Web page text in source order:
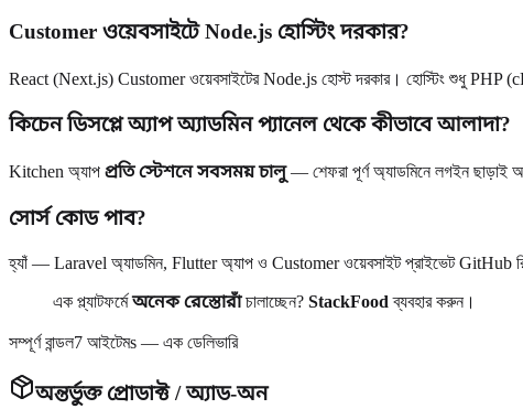
Customer ওয়েবসাইটে Node.js হোস্টিং দরকার?
React (Next.js) Customer ওয়েবসাইটের Node.js হোস্ট দরকার। হোস্টিং শুধু PHP
কিচেন ডিসপ্লে অ্যাপ অ্যাডমিন প্যানেল থেকে কীভাবে আলাদা?
Kitchen অ্যাপ প্রতি স্টেশনে সবসময় চালু— শেফরা পূর্ণ অ্যাডমিনে লগইন ছাড়াই
সোর্স কোড পাব?
হ্যাঁ — Laravel অ্যাডমিন, Flutter অ্যাপ ও Customer ওয়েবসাইট প্রাইভেট GitHub
এক প্ল্যাটফর্মেঅনেক রেস্তোরাঁচালাচ্ছেন? StackFood ব্যবহার করুন।
সম্পূর্ণ বান্ডল7 আইটেমs — এক ডেলিভারি
অন্তর্ভুক্ত প্রোডাক্ট / অ্যাড-অন